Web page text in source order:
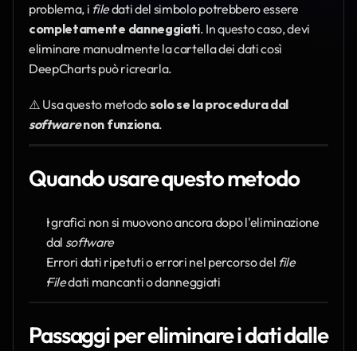
problema, i file
completamente danneggiati. In questo caso, devi
eliminare manualmente la cartella dei dati così
DeepCharts può ricrearla.
⚠️ Usa questo metodo
solo se la procedura dal
software non funziona.
Quando usare questo metodo
I grafici non si muovono ancora dopo l'eliminazione
dal software
Errori dati ripetuti o errori nel percorso del file
File dati mancanti o danneggiati
Passaggi per eliminare i dati dalle